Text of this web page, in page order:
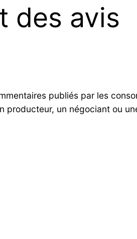
des avis
publiés par les
producteur, un négociant ou